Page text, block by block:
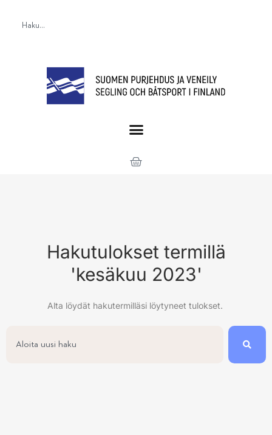
Hakutulokset termillä
'kesäkuu 2023'
Alta löydät hakutermilläsi löytyneet tulokset.